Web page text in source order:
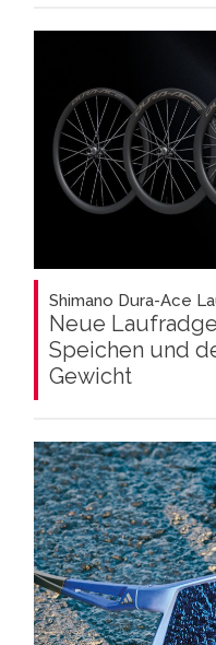
Shimano Dura-Ace
Neue
Speichen und
Gewicht